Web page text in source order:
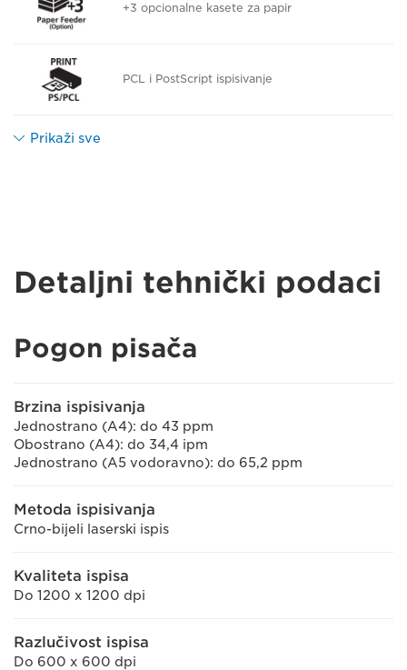
+3 opcionalne kasete za papir
PCL i PostScript ispisivanje
Prikaži sve
Detaljni tehnički podaci
Pogon pisača
Brzina ispisivanja
Jednostrano (A4): do 43 ppm
Obostrano (A4): do 34,4 ipm
Jednostrano (A5 vodoravno): do 65,2 ppm
Metoda ispisivanja
Crno-bijeli laserski ispis
Kvaliteta ispisa
Do 1200 x 1200 dpi
Razlučivost ispisa
Do 600 x 600 dpi